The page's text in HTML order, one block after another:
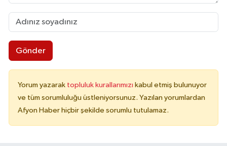
Gönder
Yorum yazarak topluluk kurallarımızı kabul etmiş bulunuyor
ve tüm sorumluluğu üstleniyorsunuz. Yazılan yorumlardan
Afyon Haber hiçbir şekilde sorumlu tutulamaz.